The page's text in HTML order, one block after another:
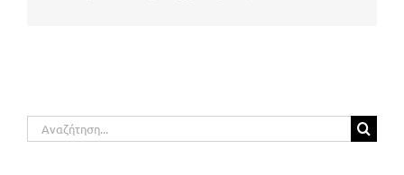
Αναζήτηση
για: